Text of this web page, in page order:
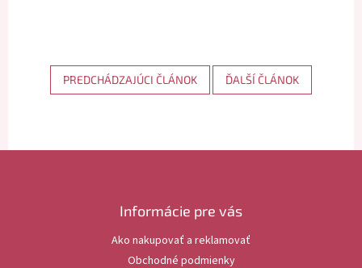
PREDCHÁDZAJÚCI ČLÁNOK ĎALŠÍ ČLÁNOK
Informácie pre vás
Ako nakupovať a reklamovať
Obchodné podmienky